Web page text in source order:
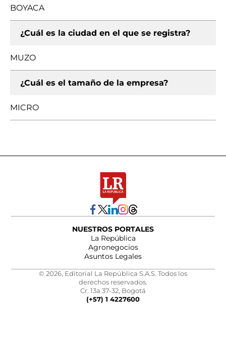
BOYACA
¿Cuál es la ciudad en el que se registra?
MUZO
¿Cuál es el tamaño de la empresa?
MICRO
NUESTROS PORTALES
La República
Agronegocios
Asuntos Legales
© 2026, Editorial La República S.A.S. Todos los
derechos reservados.
Cr. 13a 37-32, Bogotá
(+57) 1 4227600